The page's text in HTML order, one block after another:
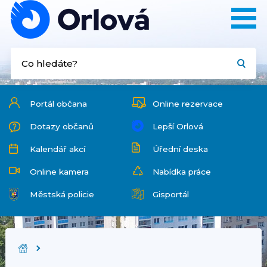
Portál občana Online rezervace
Dotazy občanů Lepší Orlová
Kalendář akcí Úřední deska
Online kamera Nabídka práce
Městská policie Gisportál